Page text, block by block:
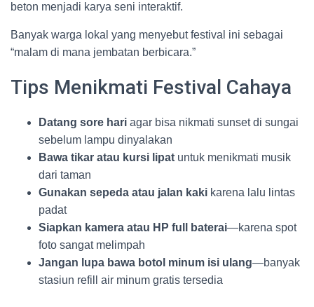
beton menjadi karya seni interaktif.
Banyak warga lokal yang menyebut festival ini sebagai
“malam di mana jembatan berbicara.”
Tips Menikmati Festival Cahaya
Datang sore hari agar bisa nikmati sunset di sungai
sebelum lampu dinyalakan
Bawa tikar atau kursi lipat untuk menikmati musik
dari taman
Gunakan sepeda atau jalan kaki karena lalu lintas
padat
Siapkan kamera atau HP full baterai—karena spot
foto sangat melimpah
Jangan lupa bawa botol minum isi ulang—banyak
stasiun refill air minum gratis tersedia